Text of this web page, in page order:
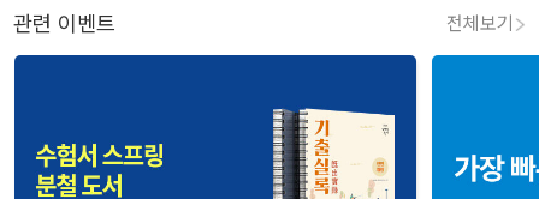
관련 이벤트 전체보기